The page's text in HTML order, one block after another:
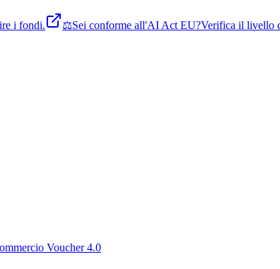
i fondi. ⚖️Sei conforme all'AI Act EU?Verifica il livello
Voucher 4.0